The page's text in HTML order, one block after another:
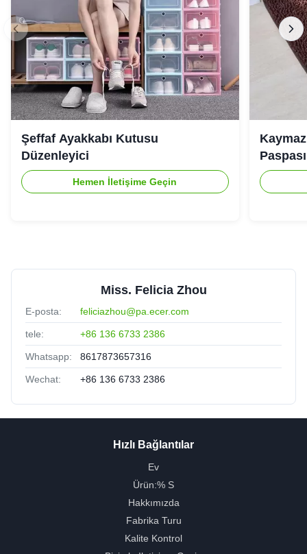
Şeffaf Ayakkabı Kutusu
Düzenleyici
Hemen İletişime Geçin
Miss. Felicia Zhou
E-posta: feliciazhou@pa.ecer.com
tele: +86 136 6733 2386
Whatsapp: 8617873657316
Wechat: +86 136 6733 2386
Hızlı Bağlantılar
Ev
Ürün:% S
Hakkımızda
Fabrika Turu
Kalite Kontrol